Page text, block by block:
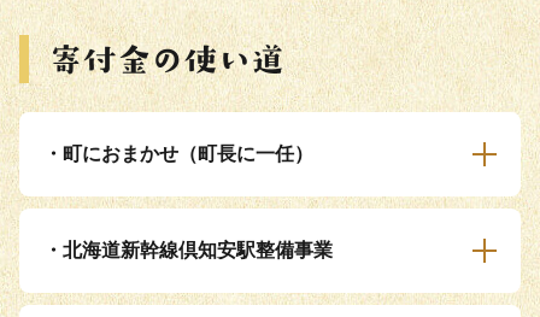
・町におまかせ（町長に一任）
・北海道新幹線倶知安駅整備事業